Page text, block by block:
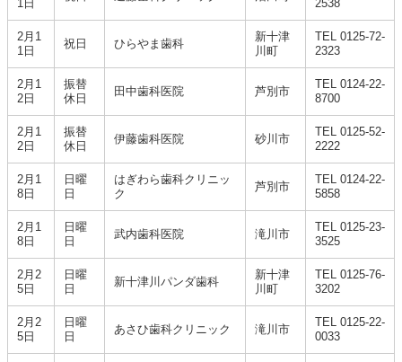
1日
2538
2月1
1日
祝日 ひらやま歯科
新十津
川町
TEL 0125-72-
2323
2月1
2日
振替
休日
田中歯科医院 芦別市
TEL 0124-22-
8700
2月1
2日
振替
休日
伊藤歯科医院 砂川市
TEL 0125-52-
2222
2月1
8日
日曜
日
はぎわら歯科クリニッ
ク
芦別市
TEL 0124-22-
5858
2月1
8日
日曜
日
武内歯科医院 滝川市
TEL 0125-23-
3525
2月2
5日
日曜
日
新十津川パンダ歯科
新十津
川町
TEL 0125-76-
3202
2月2
5日
日曜
日
あさひ歯科クリニック 滝川市
TEL 0125-22-
0033